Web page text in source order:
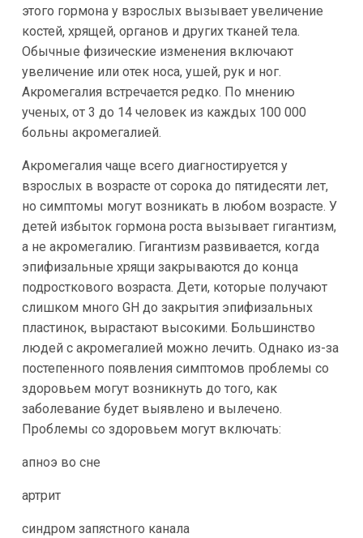
этого гормона у взрослых вызывает увеличение
костей, хрящей, органов и других тканей тела.
Обычные физические изменения включают
увеличение или отек носа, ушей, рук и ног.
Акромегалия встречается редко. По мнению
ученых, от 3 до 14 человек из каждых 100 000
больны акромегалией.
Акромегалия чаще всего диагностируется у
взрослых в возрасте от сорока до пятидесяти лет,
но симптомы могут возникать в любом возрасте. У
детей избыток гормона роста вызывает гигантизм,
а не акромегалию. Гигантизм развивается, когда
эпифизальные хрящи закрываются до конца
подросткового возраста. Дети, которые получают
слишком много GH до закрытия эпифизальных
пластинок, вырастают высокими. Большинство
людей с акромегалией можно лечить. Однако из-за
постепенного появления симптомов проблемы со
здоровьем могут возникнуть до того, как
заболевание будет выявлено и вылечено.
Проблемы со здоровьем могут включать:
апноэ во сне
артрит
синдром запястного канала